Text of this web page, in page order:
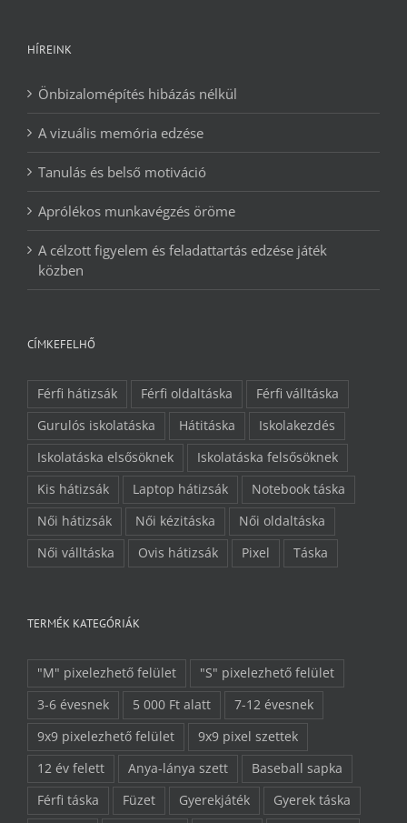
HÍREINK
Önbizalomépítés hibázás nélkül
A vizuális memória edzése
Tanulás és belső motiváció
Aprólékos munkavégzés öröme
A célzott figyelem és feladattartás edzése játék
közben
CÍMKEFELHŐ
Férfi hátizsák Férfi oldaltáska
Férfi válltáska
Gurulós iskolatáska
Hátitáska
Iskolakezdés
Iskolatáska elsősöknek
Iskolatáska felsősöknek
Kis hátizsák
Laptop hátizsák
Notebook táska
Női hátizsák
Női kézitáska
Női oldaltáska
Női válltáska
Ovis hátizsák Pixel Táska
TERMÉK KATEGÓRIÁK
"M" pixelezhető felület
"S" pixelezhető felület
3-6 évesnek
5 000 Ft alatt
7-12 évesnek
9x9 pixelezhető felület
9x9 pixel szettek
12 év felett
Anya-lánya szett
Baseball sapka
Férfi táska
Füzet Gyerekjáték
Gyerek táska